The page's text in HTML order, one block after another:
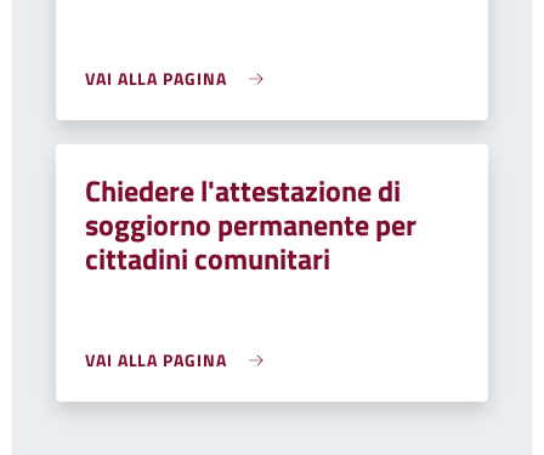
VAI ALLA PAGINA
Chiedere l'attestazione di
soggiorno permanente per
cittadini comunitari
VAI ALLA PAGINA